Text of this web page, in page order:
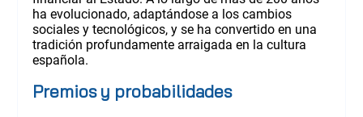
ha evolucionado, adaptándose a los cambios
sociales y tecnológicos, y se ha convertido en una
tradición profundamente arraigada en la cultura
española.
Premios y probabilidades